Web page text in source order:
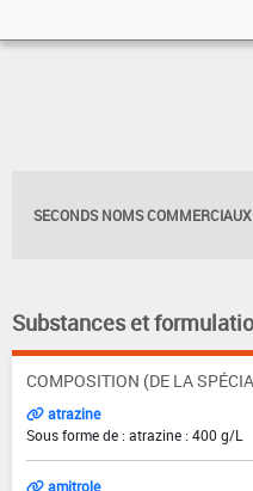
SECONDS NOMS
Substances et
COMPOSITION (DE LA
atrazine
Sous forme de : atrazine : 400 g/L
amitrole